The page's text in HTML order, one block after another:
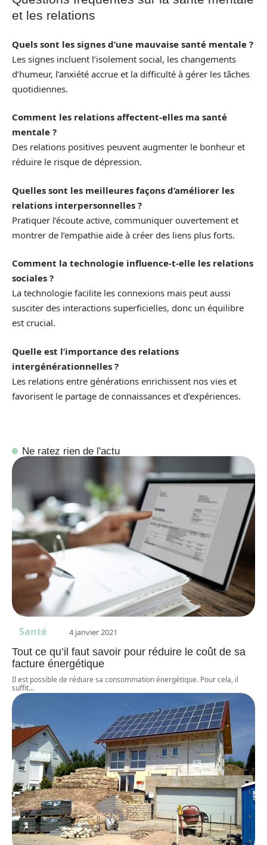
et les relations
Quels sont les signes d’une mauvaise santé mentale ?
Les signes incluent l’isolement social, les changements
d’humeur, l’anxiété accrue et la difficulté à gérer les tâches
quotidiennes.
Comment les relations affectent-elles ma santé
mentale ?
Des relations positives peuvent augmenter le bonheur et
réduire le risque de dépression.
Quelles sont les meilleures façons d’améliorer les
relations interpersonnelles ?
Pratiquer l’écoute active, communiquer ouvertement et
montrer de l’empathie aide à créer des liens plus forts.
Comment la technologie influence-t-elle les relations
sociales ?
La technologie facilite les connexions mais peut aussi
susciter des interactions superficielles, donc un équilibre
est crucial.
Quelle est l’importance des relations
intergénérationnelles ?
Les relations entre générations enrichissent nos vies et
favorisent le partage de connaissances et d’expériences.
Ne ratez rien de l'actu
Santé 4 janvier 2021
Tout ce qu’il faut savoir pour réduire le coût de sa
facture énergétique
Il est possible de réduire sa consommation énergétique. Pour cela, il
suffit…